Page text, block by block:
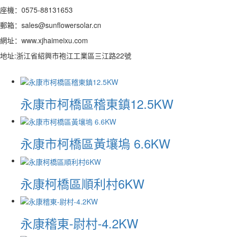
座機：0575-88131653
郵箱：sales@sunflowersolar.cn
網址：www.xjhaimeixu.com
地址:浙江省紹興市袍江工業區三江路22號
永康市柯橋區稽東鎮12.5KW
永康市柯橋區黃壤塢 6.6KW
永康柯橋區順利村6KW
永康稽東-尉村-4.2KW